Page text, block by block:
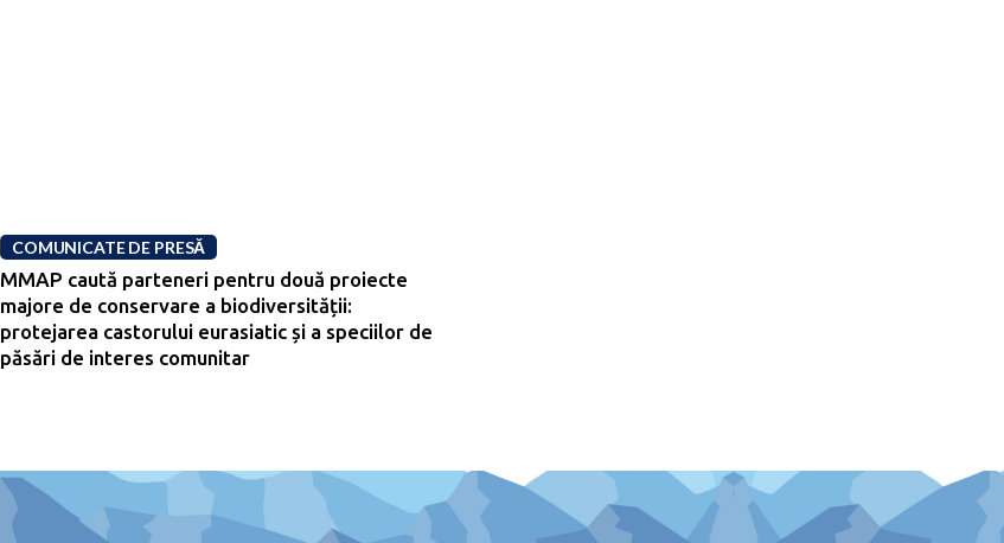
COMUNICATE DE PRESĂ
MMAP caută parteneri pentru două proiecte
majore de conservare a biodiversității:
protejarea castorului eurasiatic și a speciilor de
păsări de interes comunitar